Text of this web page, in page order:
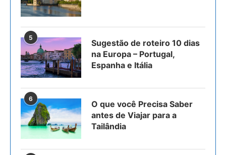
5
Sugestão de roteiro 10 dias
na Europa – Portugal,
Espanha e Itália
6
O que você Precisa Saber
antes de Viajar para a
Tailândia